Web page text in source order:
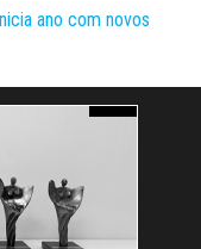
ano com novos